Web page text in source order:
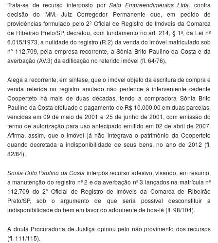
Trata-se de recurso interposto porSaid Empreendimentos Ltda. contra
decisão do MM. Juiz Corregedor Permanente que, em pedido de
providências formulado pelo 2º Oficial de Registro de Imóveis da Comarca
de Ribeirão Preto/SP, decretou, com fundamento no art. 214, § 1º, da Lei nº
6.015/1973, a nulidade do registro (R.2) da venda do imóvel matriculado sob
nº 112.709, pela empresa recorrente, a Sônia Brito Paulino da Costa e da
averbação (AV.3) da edificação no referido imóvel (fl. 64/76).
Alega a recorrente, em síntese, que o imóvel objeto da escritura de compra e
venda referida no registro anulado não pertence à interveniente cedente
Cooperteto há mais de duas décadas, tendo a compradora Sônia Brito
Paulino da Costa efetuado o pagamento de R$ 10.000,00 em duas parcelas,
vencidas em 09 de maio de 2001 e 25 de junho de 2001, com emissão do
termo de autorização para uso antecipado emitido em 02 de abril de 2007.
Afirma, assim, que o imóvel já não integrava o patrimônio da Cooperteto
quando decretada a indisponibilidade de seus bens, no ano de 2012 (fl.
82/84).
Sonia Brito Paulino da Costa interpôs recurso adesivo, visando, em resumo,
a manutenção do registro nº 2 e da averbação nº 3 lançados na matrícula nº
112.709 do 2º Oficial de Registro de Imóveis da Comarca de Ribeirão
Preto/SP, sob o argumento de que seria possível desconstituir a
indisponibilidade do bem em favor do adquirente de boa-fé (fl. 98/104).
A douta Procuradoria de Justiça opinou pelo não provimento dos recursos
(fl. 111/115).